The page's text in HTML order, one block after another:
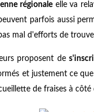
régionaleelle va
parfois aussi
mal d'efforts de
proposent de
et justement ce
de fraises à